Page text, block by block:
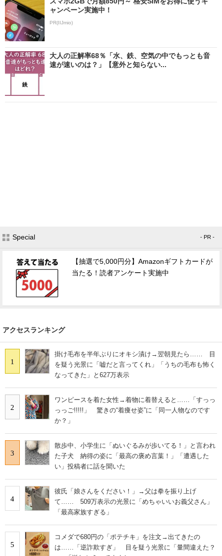
ャンペーン実施中！
PR(IIJmio)
大人の正解率68％「水、鉄、空気の中でもっとも音
速が速いのは？」【意外と知らない...
Special - PR -
【抽選で5,000円分】Amazonギフトカードが
当たる！読者アンケート実施中
アクセスランキング
1
掛け毛布を半年ぶりにオキシ漬け→翌朝見たら…… 目
を疑う光景に「嘘だと言ってくれ」「うちの毛布も怖く
なってきた」と627万表示
2
ワンピースを着た女性→着物に着替えると……「すっっ
っっご!!!!!」 驚きの“着痩せ姿”に「同一人物なのです
か？」
3
散歩中、小学生に「ぬいぐるみが歩いてる！」と言われ
た子犬 納得の姿に「最高の褒め言葉！」「遭遇した
い」投稿者に話を聞いた
4
彼氏「娘さんをください！」→父は拳を振り上げ
て…… 509万表示の光景に「めちゃいいお義父さん」
「最高家族すぎる」
5
コメダで680円の「ポテチキ」を注文→出てきたの
は……「逆詐欺すぎ」 目を疑う光景に「量間違えた？